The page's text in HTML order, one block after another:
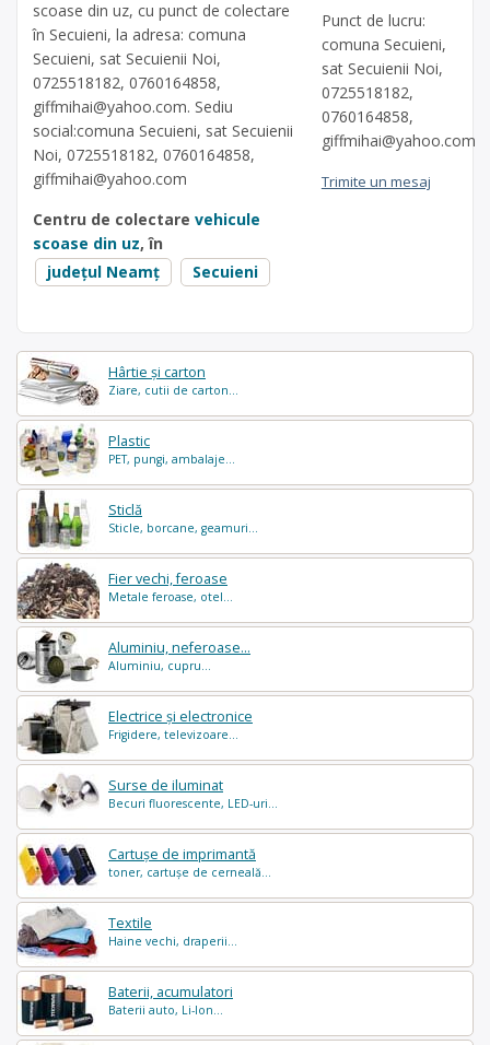
Hârtie și carton
Ziare, cutii de carton...
Plastic
PET, pungi, ambalaje...
Sticlă
Sticle, borcane, geamuri...
Fier vechi, feroase
Metale feroase, otel...
Aluminiu, neferoase...
Aluminiu, cupru...
Electrice și electronice
Frigidere, televizoare...
Surse de iluminat
Becuri fluorescente, LED-uri...
Cartușe de imprimantă
toner, cartușe de cerneală...
Textile
Haine vechi, draperii...
Baterii, acumulatori
Baterii auto, Li-Ion...
scoase din uz, cu punct de colectare
în Secuieni, la adresa: comuna
Secuieni, sat Secuienii Noi,
0725518182, 0760164858,
giffmihai@yahoo.com. Sediu
social:comuna Secuieni, sat Secuienii
Noi, 0725518182, 0760164858,
giffmihai@yahoo.com
Centru de colectare vehicule
scoase din uz, în
județul Neamț
Secuieni
Punct de lucru:
comuna Secuieni,
sat Secuienii Noi,
0725518182,
0760164858,
giffmihai@yahoo.com
Trimite un mesaj